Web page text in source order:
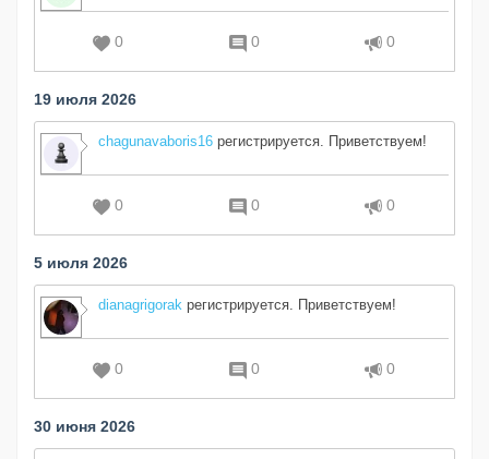
0 0 0
19 июля 2026
chagunavaboris16 регистрируется. Приветствуем!
0 0 0
5 июля 2026
dianagrigorak регистрируется. Приветствуем!
0 0 0
30 июня 2026